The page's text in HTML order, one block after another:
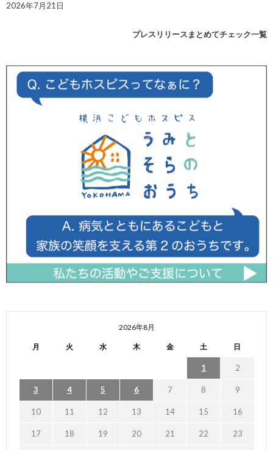
2026年7月21日
プレスリリースまとめてチェック一覧
2026年8月
月 火 水 木 金 土 日
1 2
3 4 5 6 7 8 9
10 11 12 13 14 15 16
17 18 19 20 21 22 23